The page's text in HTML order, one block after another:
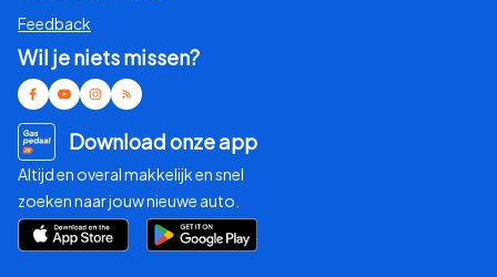
Feedback
Wil je niets missen?
Download onze app
Altijd en overal makkelijk en snel
zoeken naar jouw nieuwe auto.